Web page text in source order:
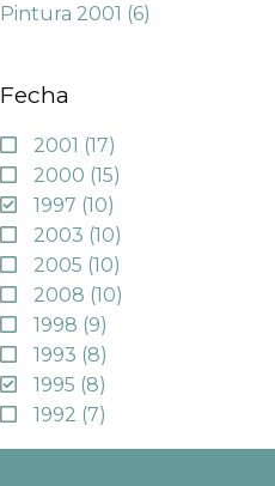
Pintura 2001 (6)
Fecha
2001 (17)
2000 (15)
1997 (10)
2003 (10)
2005 (10)
2008 (10)
1998 (9)
1993 (8)
1995 (8)
1992 (7)